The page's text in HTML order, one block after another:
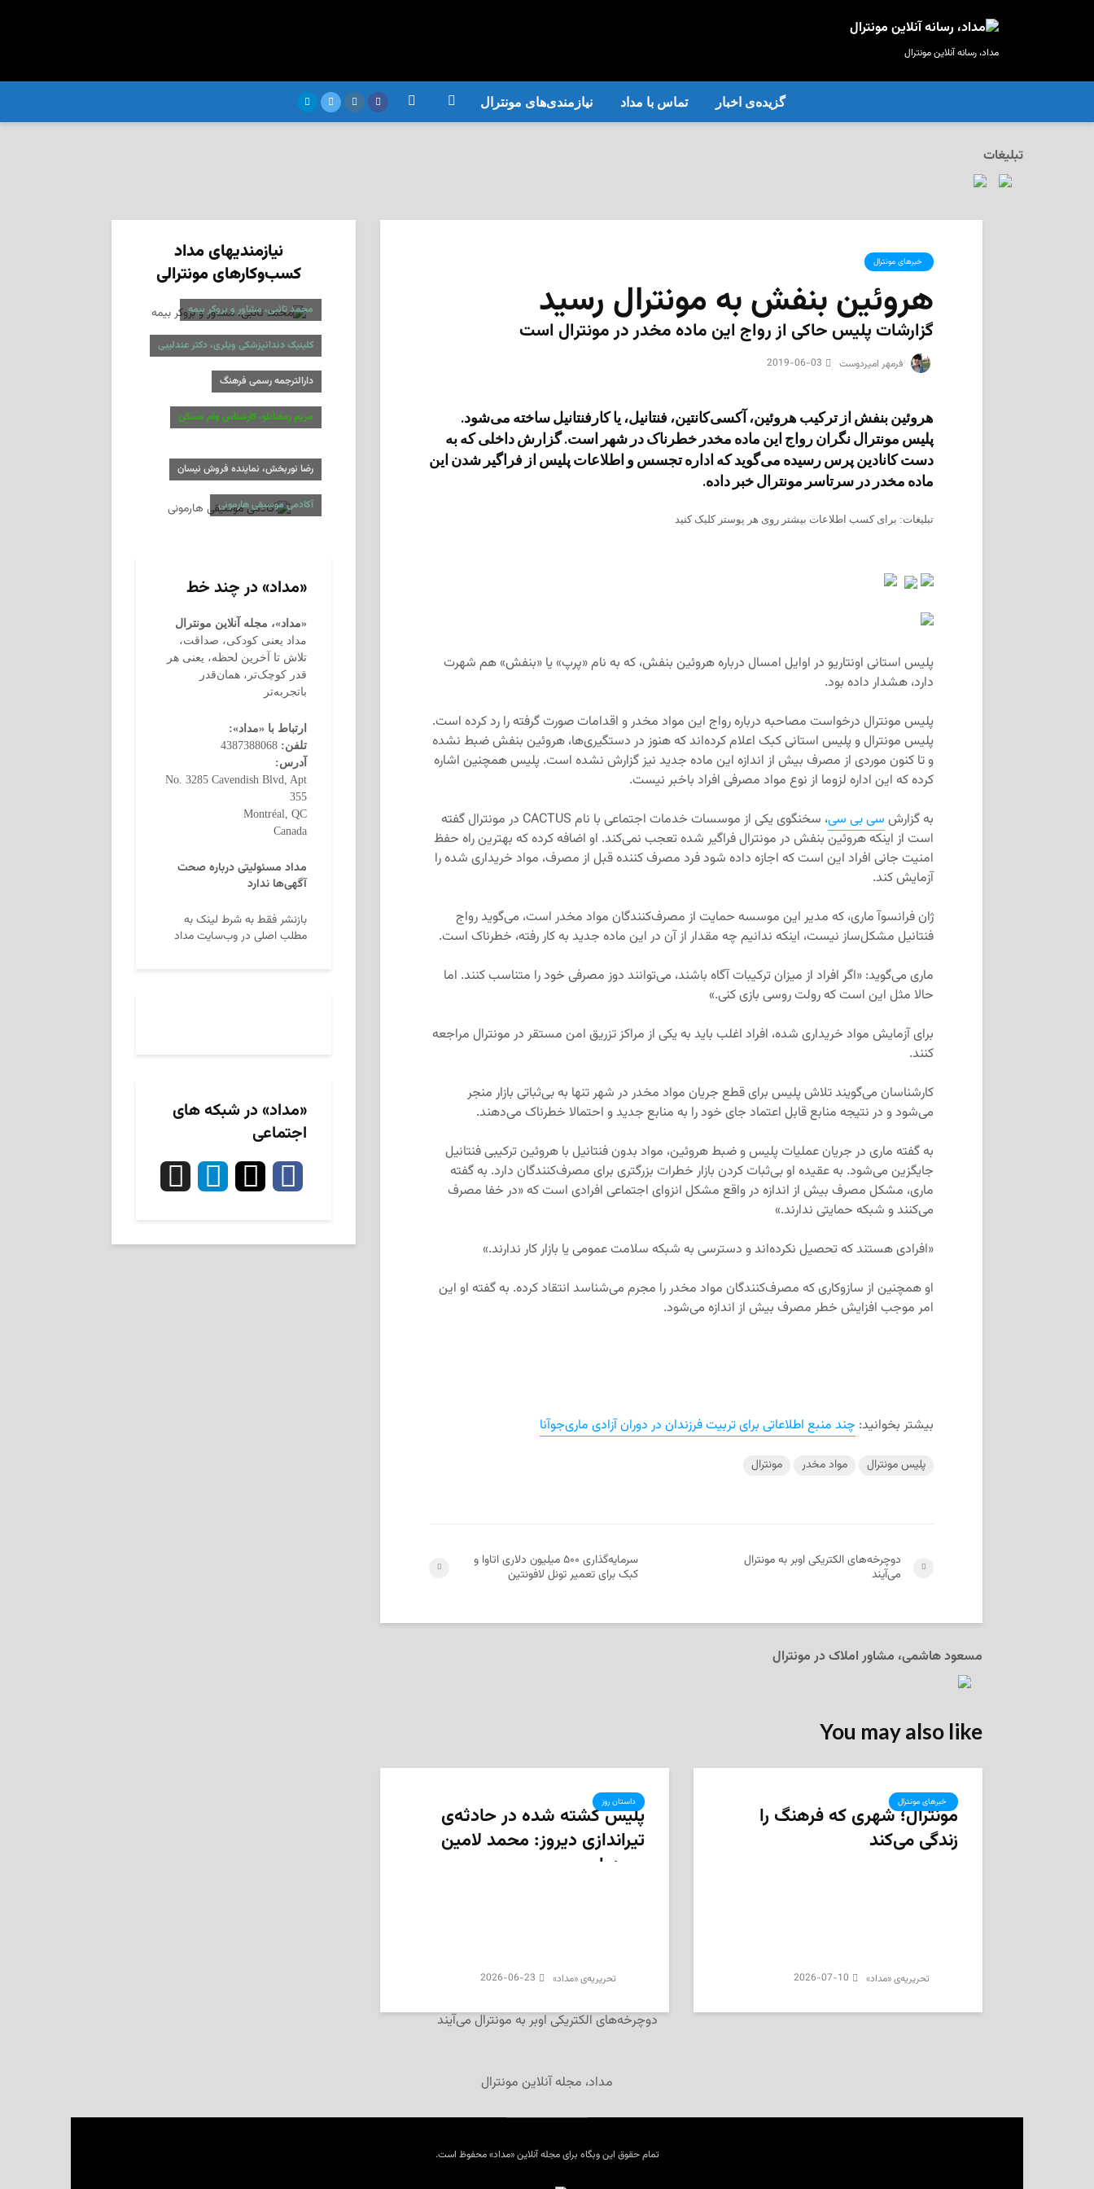
مداد، رسانه آنلاین مونترال
گزیده‌ی‌ اخبار تماس با مداد نیازمندی‌های مونترال
تبلیغات
‌ خبرهای مونترال
هروئین بنفش به مونترال رسید
گزارشات پلیس حاکی از رواج این ماده مخدر در مونترال است
‌ فرمهر امیردوست 2019-06-03
هروئین بنفش از ترکیب هروئین، آکسی‌کانتین، فنتانیل، یا کارفنتانیل ساخته می‌شود.
پلیس مونترال نگران رواج این ماده مخدر خطرناک در شهر است. گزارش داخلی که به
دست کانادین پرس رسیده می‌گوید که اداره تجسس و اطلاعات پلیس از فراگیر شدن این
ماده مخدر در سرتاسر مونترال خبر داده.
تبلیغات: برای کسب اطلاعات بیشتر روی هر پوستر کلیک کنید
پلیس استانی اونتاریو در اوایل امسال درباره هروئین بنفش، که به نام «پرپ» یا «بنفش» هم شهرت
دارد، هشدار داده بود.
پلیس مونترال درخواست مصاحبه درباره رواج این مواد مخدر و اقدامات صورت گرفته را رد کرده است.
پلیس مونترال و پلیس استانی کبک اعلام کرده‌اند که هنوز در دستگیری‌ها، هروئین بنفش ضبط نشده
و تا کنون موردی از مصرف بیش از اندازه این ماده جدید نیز گزارش نشده است. پلیس همچنین اشاره
کرده که این اداره لزوما از نوع مواد مصرفی افراد باخبر نیست.
به گزارش سی بی سی
، سخنگوی یکی از موسسات خدمات اجتماعی با نام CACTUS در مونترال گفته
است از اینکه هروئین بنفش در مونترال فراگیر شده تعجب نمی‌کند. او اضافه کرده که بهترین راه حفظ
امنیت جانی افراد این است که اجازه داده شود فرد مصرف کننده قبل از مصرف، مواد خریداری شده را
آزمایش کند.
ژان فرانسوآ ماری، که مدیر این موسسه حمایت از مصرف‌کنندگان مواد مخدر است، می‌گوید رواج
فنتانیل مشکل‌ساز نیست، اینکه ندانیم چه مقدار از آن در این ماده جدید به کار رفته، خطرناک است.
ماری می‌گوید: «اگر افراد از میزان ترکیبات آگاه باشند، می‌توانند دوز مصرفی خود را متناسب کنند. اما
حالا مثل این است که رولت روسی بازی کنی.»
برای آزمایش مواد خریداری شده، افراد اغلب باید به یکی از مراکز تزریق امن مستقر در مونترال مراجعه
کنند.
کارشناسان می‌گویند تلاش پلیس برای قطع جریان مواد مخدر در شهر تنها به بی‌ثباتی بازار منجر
می‌شود و در نتیجه منابع قابل اعتماد جای خود را به منابع جدید و احتمالا خطرناک می‌دهند.
به گفته ماری در جریان عملیات پلیس و ضبط هروئین، مواد بدون فنتانیل با هروئین ترکیبی فنتانیل
جایگزین می‌شود. به عقیده او بی‌ثبات کردن بازار خطرات بزرگتری برای مصرف‌کنندگان دارد. به گفته
ماری، مشکل مصرف بیش از اندازه در واقع مشکل انزوای اجتماعی افرادی است که «در خفا مصرف
می‌کنند و شبکه حمایتی ندارند.»
«افرادی هستند که تحصیل نکرده‌اند و دسترسی به شبکه سلامت عمومی یا بازار کار ندارند.»
او همچنین از سازوکاری که مصرف‌کنندگان مواد مخدر را مجرم می‌شناسد انتقاد کرده. به گفته او این
امر موجب افزایش خطر مصرف بیش از اندازه می‌شود.
بیشتر بخوانید: چند منبع اطلاعاتی برای تربیت فرزندان در دوران آزادی ماری‌جوآنا
پلیس مونترال مواد مخدر مونترال
سرمایه‌گذاری ۵۰۰ میلیون دلاری اتاوا و
کبک برای تعمیر تونل لافونتین
دوچرخه‌های الکتریکی اوبر به مونترال
می‌آیند
مسعود هاشمی، مشاور املاک در مونترال
You may also like
‌ خبرهای مونترال
مونترال؛ شهری که فرهنگ را
زندگی می‌کند
تحریریه‌ی «مداد» 2026-07-10
داستان روز
پلیس کشته شده در حادثه‌ی
تیراندازی دیروز: محمد لامین
بن‌ردوان
تحریریه‌ی «مداد» 2026-06-23
نیازمندیهای مداد
کسب‌وکارهای مونترالی
محمد تائبی، مشاور و بروکر بیمه
کلینیک دندانپزشکی ویلری، دکتر عندلیبی
دارالترجمه رسمی فرهنگ
مریم رمضانلو، کارشناس وام مسکن
رضا نوربخش، نماینده فروش نیسان
آکادمی موسیقی هارمونی
«مداد» در چند خط
«مداد»، مجله آنلاین مونترال
مداد یعنی کودکی، صداقت،
تلاش تا آخرین لحظه، یعنی هر
قدر کوچک‌تر، همان‌قدر
باتجربه‌تر
ارتباط با «مداد»:
تلفن:
آدرس:
No. 3285 Cavendish Blvd, Apt
355
Montréal, QC
Canada
مداد مسئولیتی درباره صحت
آگهی‌ها ندارد
بازنشر فقط به شرط لینک به
مطلب اصلی در وب‌سایت مداد
«مداد» در شبکه های
اجتماعی
دوچرخه‌های الکتریکی اوبر به مونترال می‌آیند
مداد، مجله آنلاین مونترال
تمام حقوق این وبگاه برای مجله آنلاین «مداد» محفوظ است.